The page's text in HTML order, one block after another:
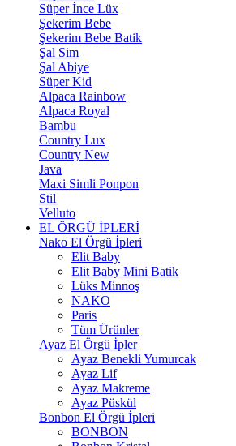
Süper İnce Lüx
Şekerim Bebe
Şekerim Bebe Batik
Şal Sim
Şal Abiye
Süper Kid
Alpaca Rainbow
Alpaca Royal
Bambu
Country Lux
Country New
Java
Maxi Simli Ponpon
Stil
Velluto
EL ÖRGÜ İPLERİ
Nako El Örgü İpleri
Elit Baby
Elit Baby Mini Batik
Lüks Minnoş
NAKO
Paris
Tüm Ürünler
Ayaz El Örgü İpler
Ayaz Benekli Yumurcak
Ayaz Lif
Ayaz Makreme
Ayaz Püskül
Bonbon El Örgü İpleri
BONBON